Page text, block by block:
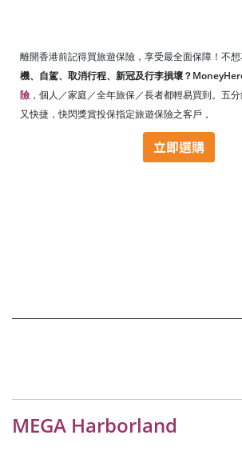
離開香港前記得買旅遊保險，享受最全面保障！不
機、自駕、取消行程、新冠及行李損壞？
險 ，個人／家庭／全年旅保／長者都輕易買到。五
又快捷，快閃獎賞投保指定旅遊保險之客戶，
MEGA Harborland